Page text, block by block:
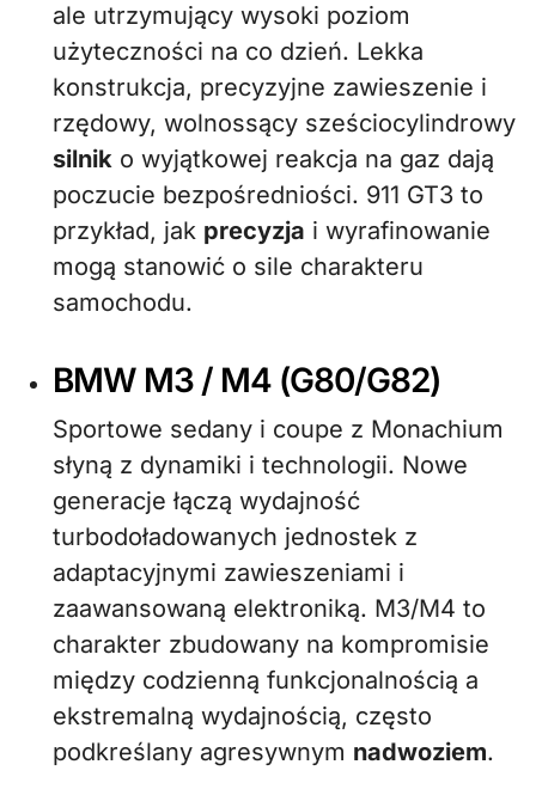
ale utrzymujący wysoki poziom
użyteczności na co dzień. Lekka
konstrukcja, precyzyjne zawieszenie i
rzędowy, wolnossący sześciocylindrowy
silnik o wyjątkowej reakcja na gaz dają
poczucie bezpośredniości. 911 GT3 to
przykład, jak precyzja i wyrafinowanie
mogą stanowić o sile charakteru
samochodu.
BMW M3 / M4 (G80/G82)
Sportowe sedany i coupe z Monachium
słyną z dynamiki i technologii. Nowe
generacje łączą wydajność
turbodoładowanych jednostek z
adaptacyjnymi zawieszeniami i
zaawansowaną elektroniką. M3/M4 to
charakter zbudowany na kompromisie
między codzienną funkcjonalnością a
ekstremalną wydajnością, często
podkreślany agresywnym nadwoziem.